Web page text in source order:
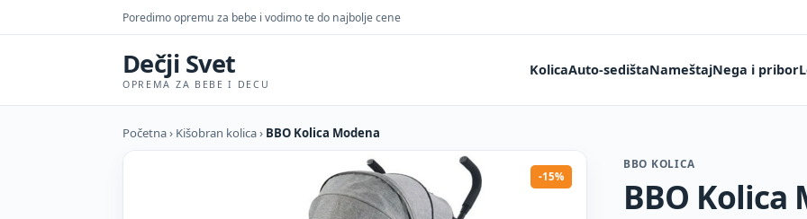
Poredimo opremu za bebe i vodimo te do najbolje cene
Dečji Svet
OPREMA ZA BEBE I DECU
KolicaAuto-sedištaNameštajNega i pribor
Početna› Kišobran kolica› BBO Kolica Modena
-15%
BBO KOLICA
BBO Kolica